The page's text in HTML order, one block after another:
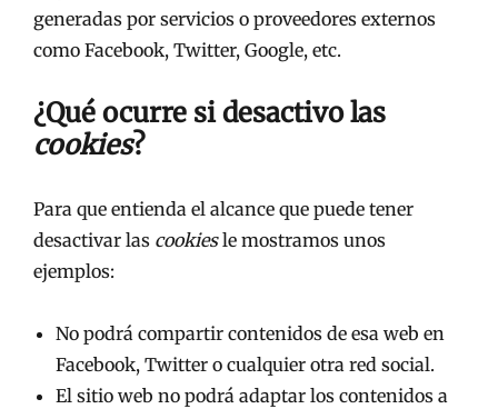
generadas por servicios o proveedores externos
como Facebook, Twitter, Google, etc.
¿Qué ocurre si desactivo las
cookies?
Para que entienda el alcance que puede tener
desactivar las cookiesle mostramos unos
ejemplos:
No podrá compartir contenidos de esa web en
Facebook, Twitter o cualquier otra red social.
El sitio web no podrá adaptar los contenidos a